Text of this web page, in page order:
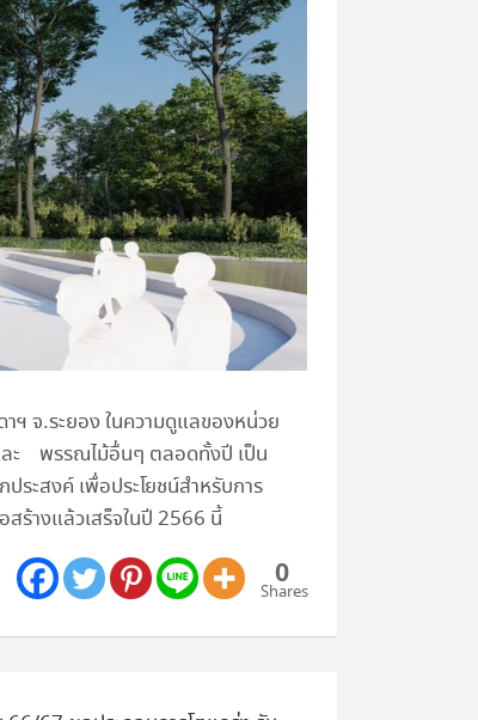
จ.ระยอง ในความดูแลของหน่วย
ละ พรรณไม้อื่นๆ ตลอดทั้งปี เป็น
ระสงค์ เพื่อประโยชน์สำหรับการ
ร้างแล้วเสร็จในปี 2566 นี้
0
Shares